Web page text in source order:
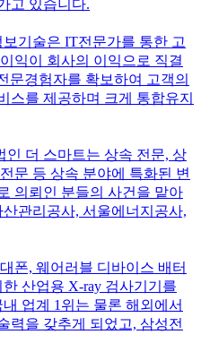
고 있습니다.
보기술은 IT전문가를 통한 고
익이 회사의 이익으로 직결
문경험자를 확보하여 고객의
스를 제공하며 크게 통합유지
인 더 스마트는 상속 전문, 상
문 등 상속 분야에 특화된 변
의뢰인 분들의 사건을 맡아
관리공사, 서울에너지공사,
폰, 웨어러블 디바이스 배터
산업용 X-ray 검사기기를
업계 1위는 물론 해외에서
력을 갖추게 되었고, 삼성전